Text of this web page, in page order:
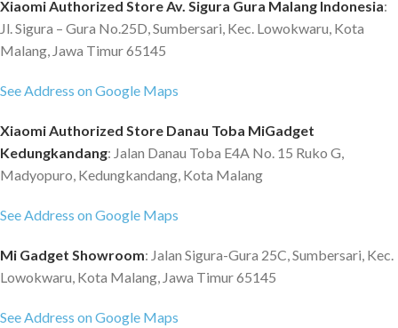
Xiaomi Authorized Store Av. Sigura Gura Malang Indonesia:
Jl. Sigura – Gura No.25D, Sumbersari, Kec. Lowokwaru, Kota
Malang, Jawa Timur 65145
See Address on Google Maps
Xiaomi Authorized Store Danau Toba MiGadget
Kedungkandang: Jalan Danau Toba E4A No. 15 Ruko G,
Madyopuro, Kedungkandang, Kota Malang
See Address on Google Maps
Mi Gadget Showroom: Jalan Sigura-Gura 25C, Sumbersari, Kec.
Lowokwaru, Kota Malang, Jawa Timur 65145
See Address on Google Maps